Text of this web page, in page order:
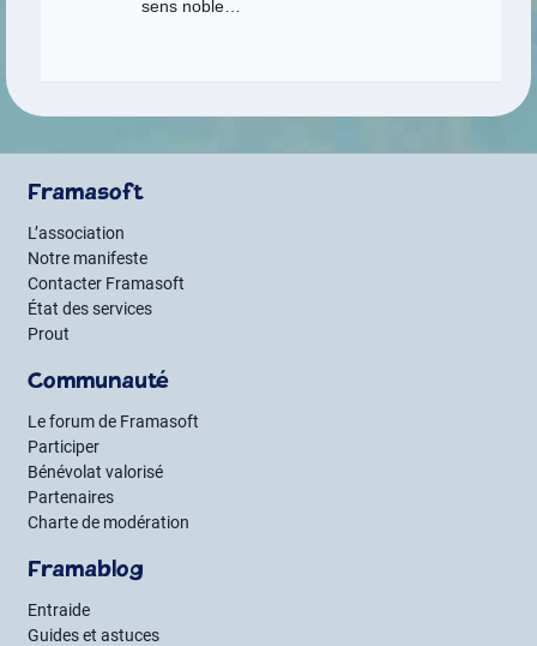
sens noble…
Framasoft
L’association
Notre manifeste
Contacter Framasoft
État des services
Prout
Communauté
Le forum de Framasoft
Participer
Bénévolat valorisé
Partenaires
Charte de modération
Framablog
Entraide
Guides et astuces